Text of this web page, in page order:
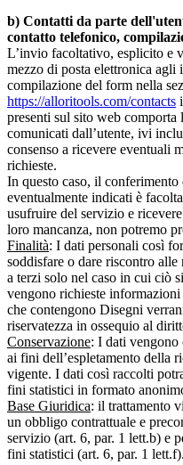
b) Contatti da parte
contatto telefonico,
L’invio facoltativo, esplicito e
mezzo di posta elettronica
compilazione del form nella
https://alloritools.com/contacts
presenti sul sito web comporta
comunicati dall’utente, ivi
consenso a ricevere eventuali
richieste.
In questo caso, il
eventualmente indicati è
usufruire del servizio e
loro mancanza, non potremo
Finalità: I dati personali così
soddisfare o dare riscontro alle
a terzi solo nel caso in cui ciò
vengono richieste
che contengono Disegni
riservatezza in ossequio al
Conservazione: I dati vengono
ai fini dell’espletamento della
vigente. I dati così raccolti
fini statistici in formato
Base Giuridica: il trattamento
un obbligo contrattuale e
servizio (art. 6, par. 1 lett.b) e
fini statistici (art. 6, par. 1 lett.f).